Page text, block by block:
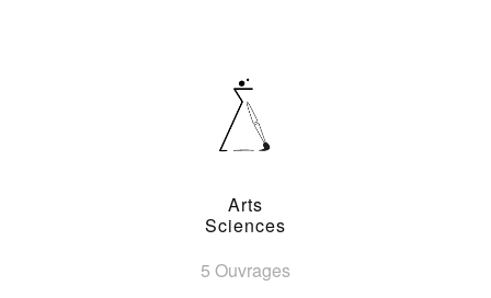
Arts
Sciences
5 Ouvrages